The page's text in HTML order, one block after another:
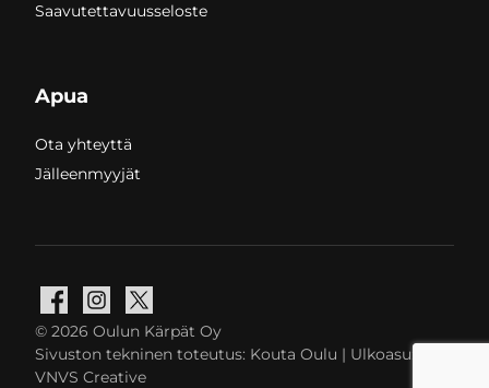
Saavutettavuusseloste
Apua
Ota yhteyttä
Jälleenmyyjät
FacebookInstagram
X
© 2026 Oulun Kärpät Oy
Sivuston tekninen toteutus: Kouta Oulu | Ulkoasu:
VNVS Creative